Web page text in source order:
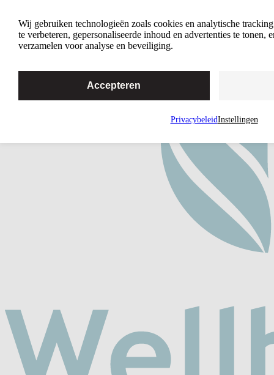
Geef je energie een boost met deze
hersenoefeningen
Wij gebruiken technologieën zoals cookies en analytische
te verbeteren, gepersonaliseerde inhoud en advertenties te tonen,
verzamelen voor analyse en beveiliging.
Accepteren
PrivacybeleidInstellingen